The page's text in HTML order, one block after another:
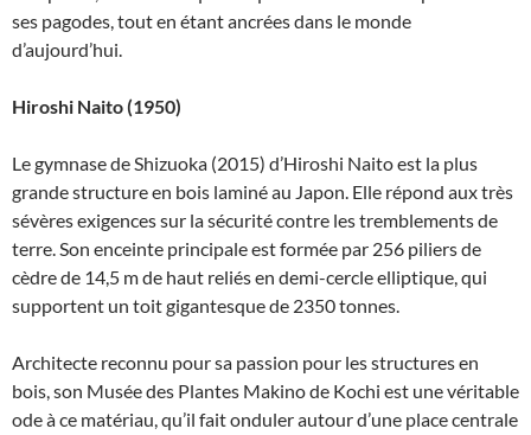
ses pagodes, tout en étant ancrées dans le monde
d’aujourd’hui.
Hiroshi Naito (1950)
Le gymnase de Shizuoka (2015) d’Hiroshi Naito est la plus
grande structure en bois laminé au Japon. Elle répond aux très
sévères exigences sur la sécurité contre les tremblements de
terre. Son enceinte principale est formée par 256 piliers de
cèdre de 14,5 m de haut reliés en demi-cercle elliptique, qui
supportent un toit gigantesque de 2350 tonnes.
Architecte reconnu pour sa passion pour les structures en
bois, son Musée des Plantes Makino de Kochi est une véritable
ode à ce matériau, qu’il fait onduler autour d’une place centrale